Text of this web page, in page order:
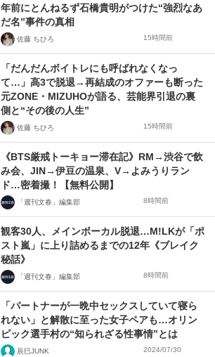
年前にとんねるず石橋貴明がつけた“強烈なあ
だ名”事件の真相
佐藤 ちひろ 15時間前
「だんだんボイトレにも呼ばれなくなっ
て…」高3で脱退→再結成のオファーも断った
元ZONE・MIZUHOが語る、芸能界引退の裏
側と“その後の人生”
佐藤 ちひろ 15時間前
《BTS厳戒トーキョー滞在記》RM→渋谷で飲
み会、JIN→伊豆の温泉、V→よみうりラン
ド…密着撮！【無料公開】
「週刊文春」編集部 8時間前
観客30人、メインボーカル脱退…M!LKが「ポ
スト嵐」に上り詰めるまでの12年《ブレイク
秘話》
「週刊文春」編集部 8時間前
「パートナーが一晩中セックスしていて寝ら
れない」と解散に至った女子ペアも…オリン
ピック選手村の“知られざる性事情”とは
辰巳JUNK 2024/07/30